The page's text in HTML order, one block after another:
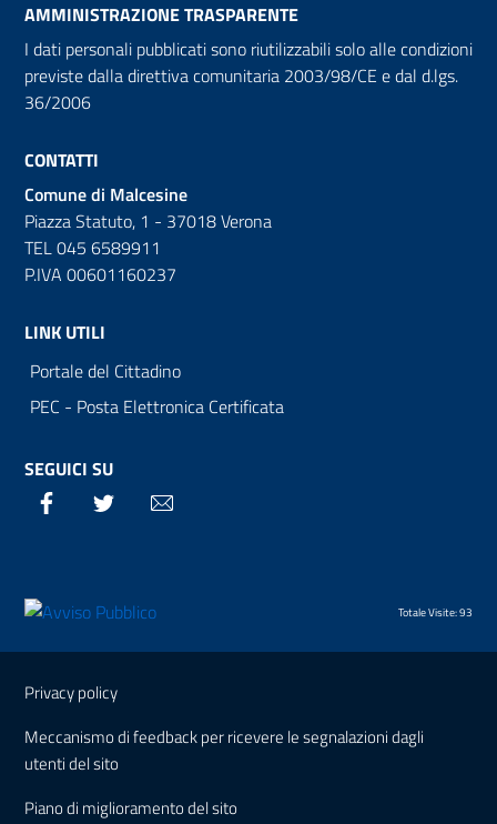
AMMINISTRAZIONE TRASPARENTE
I dati personali pubblicati sono riutilizzabili solo alle condizioni
previste dalla direttiva comunitaria 2003/98/CE e dal d.lgs.
36/2006
CONTATTI
Comune di Malcesine
Piazza Statuto, 1 - 37018 Verona
TEL 045 6589911
P.IVA 00601160237
LINK UTILI
Portale del Cittadino
PEC - Posta Elettronica Certificata
SEGUICI SU
Facebook Twitter
Totale Visite: 93
Sezione Link Utili
Privacy policy
Meccanismo di feedback per ricevere le segnalazioni dagli
utenti del sito
Piano di miglioramento del sito